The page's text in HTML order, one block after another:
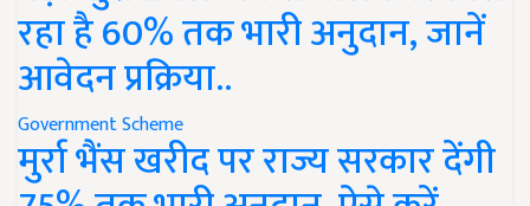
रहा है 60% तक भारी अनुदान, जानें
आवेदन प्रक्रिया..
Government Scheme
मुर्रा भैंस खरीद पर राज्य सरकार देंगी